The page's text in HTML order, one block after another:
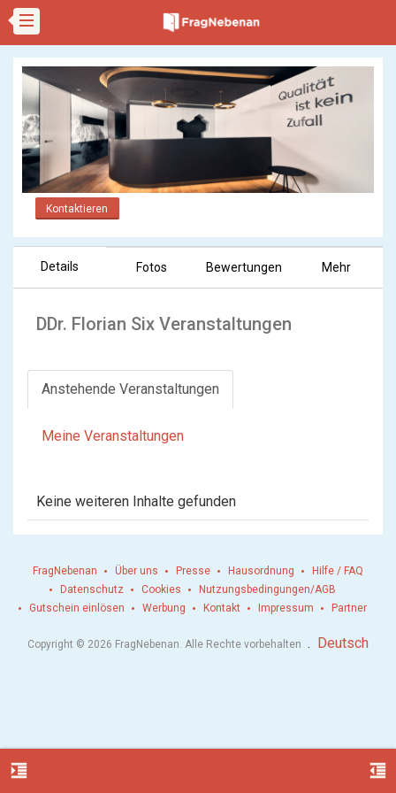
Kontaktieren
Details Fotos Bewertungen Mehr
DDr. Florian Six Veranstaltungen
Anstehende Veranstaltungen
Meine Veranstaltungen
Keine weiteren Inhalte gefunden
format_indent_increase format_indent_decrease
FragNebenan Über uns Presse Hausordnung
Hilfe / FAQ
Datenschutz
Cookies
Nutzungsbedingungen/AGB
Gutschein einlösen
Werbung Kontakt Impressum Partner
Copyright © 2026 FragNebenan. Alle Rechte vorbehalten . Deutsch